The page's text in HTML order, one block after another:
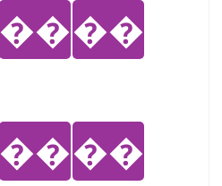
����
����